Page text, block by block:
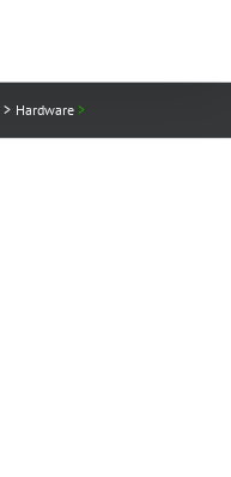
Hardware